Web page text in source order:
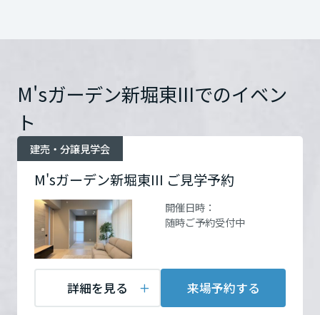
住まいの売却
これから住まいをご検討の方
多彩な動画やこだわりが詰まった建築実例、注目の最新情報など、住
ホームラウンジ 新築・戸建て
土地活用の基礎から長期安定経営を目指すオーナー様まで、賃貸経営
ホームラウンジ 土地活用・賃貸経営
ームの具体策とアイデアを豊富にご用意しています。
ホームラウンジ リフォーム
すべてのフィールドに新しい価値をデザインし、持続可能な未来志向
のまちづくりを実現していきます。
ミサワゼネラルソリューション
ミサワホームオーナーさま・リフォーム工事ご契約者さまとミサワホ
ームを結ぶコミュニケーションサイト。お得・便利・安心なコンテン
ツや、ミサワホームからの大切なお知らせなど配信しています。
ミサワオーナーズクラブ
新卒者採用
中途採用
障がい者採用
ウエルネス事業
M'sガーデン新堀東IIIでのイベン
ト
M'sガーデン新堀東III ご見学予約
建売・分譲見学会
開催日時：
随時ご予約受付中
詳細を見る 来場予約する
関東
茨城県
栃木県
群馬県
埼玉県
千葉県
目8-11Google Map
お問い合
わせ
電話：0120-959-782
営業時間：10:00～17:00
定休日：火・水定休 ※担当
が常駐しておりません。ご
来場の方は必ず事前にご予
約をお願いします。
担当者：和歌山支店